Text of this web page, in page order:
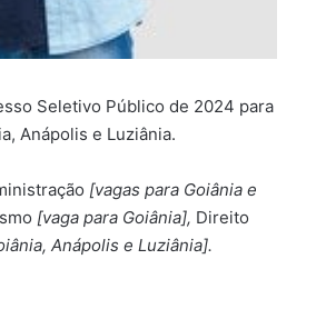
Seletivo Público de 2024 para
Anápolis e Luziânia.
[vagas para Goiânia e
[vaga para Goiânia], Direito
Anápolis e Luziânia].